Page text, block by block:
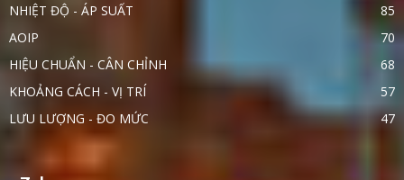
NHIỆT ĐỘ - ÁP SUẤT
85
AOIP
70
HIỆU CHUẨN - CÂN CHỈNH
68
KHOẢNG CÁCH - VỊ TRÍ
57
LƯU LƯỢNG - ĐO MỨC
47